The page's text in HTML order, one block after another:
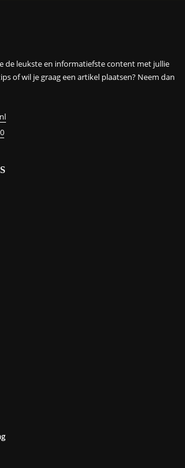
de leukste en informatiefste content met jullie
of wil je graag een artikel plaatsen? Neem dan